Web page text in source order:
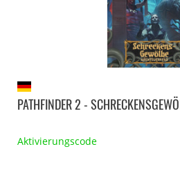
PATHFINDER 2 -
Aktivierungscode